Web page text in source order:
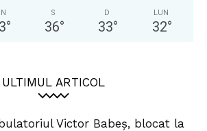
°
S
36°
D
33°
LUN
32°
ULTIMUL ARTICOL
Victor Babeș, blocat la